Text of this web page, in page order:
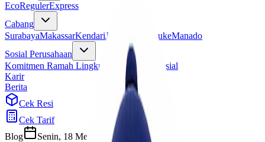
EcoRegulerExpress
Cabang
SurabayaMakassarKendariJayapura MeraukeManado
Sosial Perusahaan
Komitmen Ramah Lingkungan
Program Sosial
Karir
Berita
Cek Resi
Cek Tarif
Blog
Senin, 18 Mei 2026 Sherly